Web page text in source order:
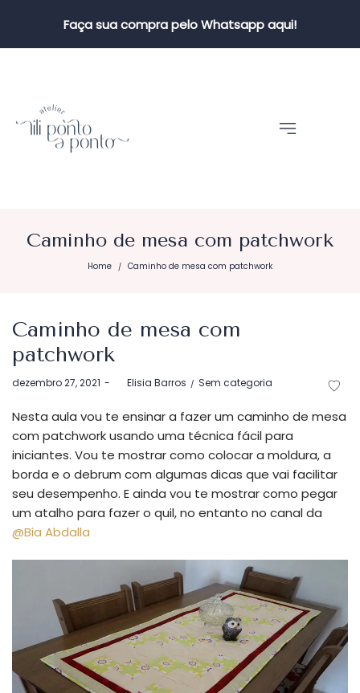
Faça sua compra pelo Whatsapp aqui!
Caminho de mesa com patchwork
Home / Caminho de mesa com patchwork
Caminho de mesa com
patchwork
Postado
dezembro 27, 2021 byElisia Barros
Postado
Sem categoria
Nesta aula vou te ensinar a fazer um caminho de mesa
com patchwork usando uma técnica fácil para
iniciantes. Vou te mostrar como colocar a moldura, a
borda e o debrum com algumas dicas que vai facilitar
seu desempenho. E ainda vou te mostrar como pegar
um atalho para fazer o quil, no entanto no canal da
@Bia Abdalla